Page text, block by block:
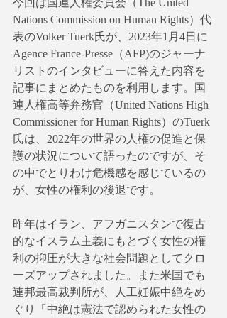
Nations Commission on Human Rights）代
表のVolker Tuerk氏が、2023年1月4日に
Agence France-Presse（AFP)のジャーナ
リストのインタビューに答えた内容を
記事にまとめたものを利用します。国
連人権高等弁務官（United Nations High
Commissioner for Human Rights）のTuerk
氏は、2022年の世界の人権の促進と保
護の状況について語ったのですが、そ
の中でとりわけ危機感を感じているの
が、女性の権利の後退です。
昨年はイラン、アフガニスタンで復古
的なイスラム主義にもとづく女性の権
利の抑圧が大きな社会問題としてクロ
ーズアップされました。また米国でも
連邦最高裁判所が、人工妊娠中絶をめ
ぐり「中絶は憲法で認められた女性の